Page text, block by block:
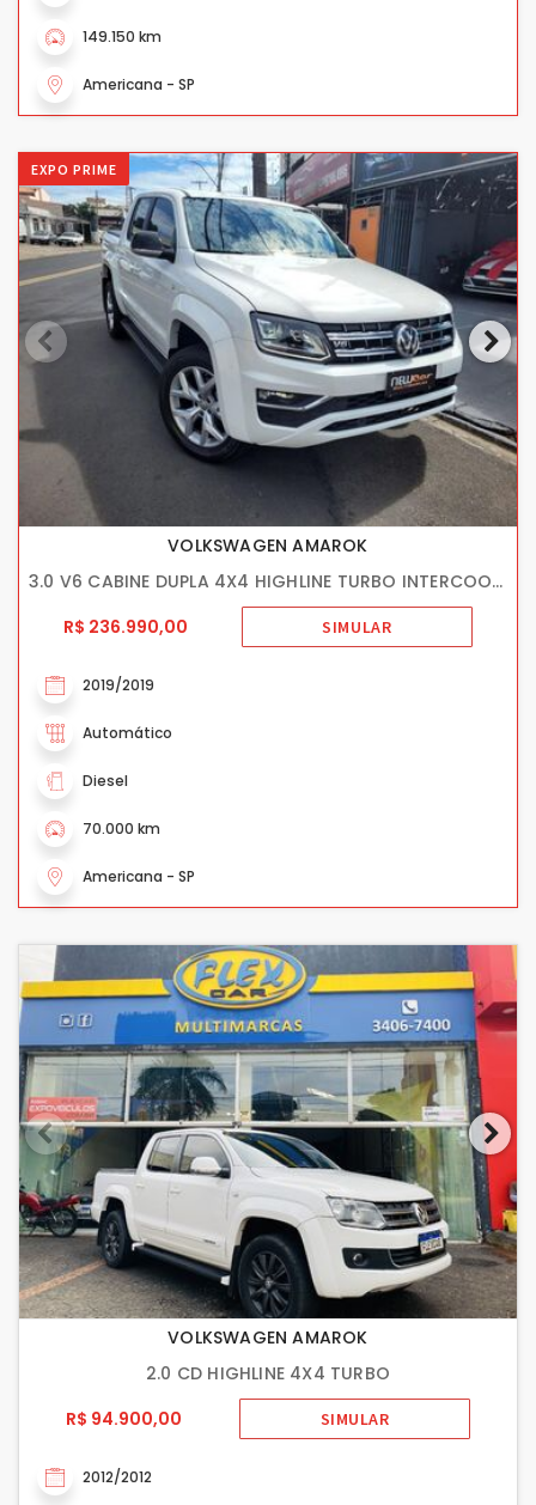
149.150 km
Americana - SP
EXPO PRIME
VOLKSWAGEN AMAROK
3.0 V6 CABINE DUPLA 4X4 HIGHLINE TURBO INTERCOOLER
R$ 236.990,00
SIMULAR
2019/2019
Automático
Diesel
70.000 km
Americana - SP
VOLKSWAGEN AMAROK
2.0 CD HIGHLINE 4X4 TURBO
R$ 94.900,00
SIMULAR
2012/2012